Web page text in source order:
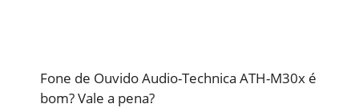
Fone de Ouvido Audio-Technica ATH-M30x é
bom? Vale a pena?